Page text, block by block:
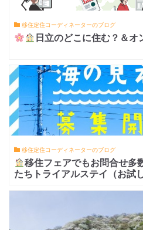
移住定住コーディネーターのブログ
日立のどこに住む？＆オ
移住定住コーディネーターのブログ
移住フェアでもお問合せ多
たちトライアルステイ（お試